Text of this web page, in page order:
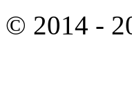
© 2014 -